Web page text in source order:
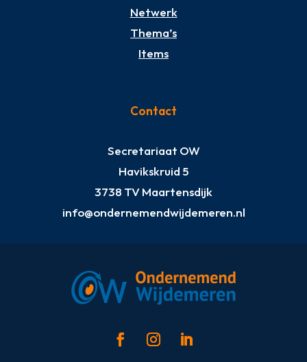
Netwerk
Thema’s
Items
Contact
Secretariaat OW
Havikskruid 5
3738 TV Maartensdijk
info@ondernemendwijdemeren.nl